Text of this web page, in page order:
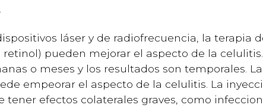
láser y de radiofrecuencia, la terapia
pueden mejorar el aspecto de la
o meses y los resultados son temporales.
empeorar el aspecto de la celulitis. La
efectos colaterales graves, como